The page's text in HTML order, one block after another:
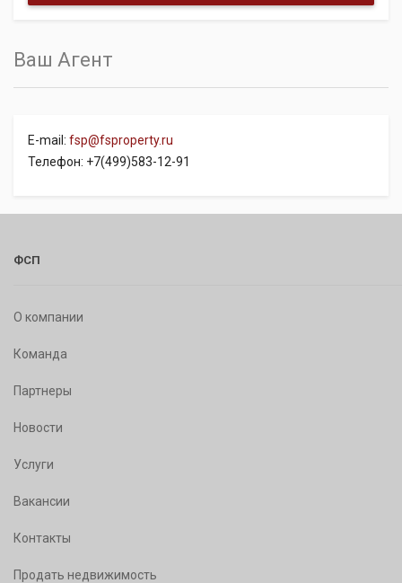
Ваш Агент
E-mail: fsp@fsproperty.ru
Телефон: +7(499)583-12-91
ФСП
О компании
Команда
Партнеры
Новости
Услуги
Вакансии
Контакты
Продать недвижимость